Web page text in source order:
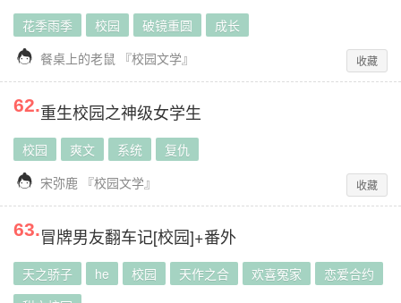
花季雨季 校园 破镜重圆 成长
 餐桌上的老鼠 『校园文学』 收藏
62.重生校园之神级女学生
校园 爽文 系统 复仇
 宋弥鹿 『校园文学』 收藏
63.冒牌男友翻车记[校园]+番外
天之骄子 he 校园 天作之合 欢喜冤家
恋爱合约